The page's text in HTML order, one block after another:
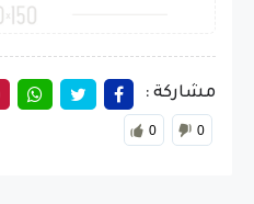
مشاركة :
0 0